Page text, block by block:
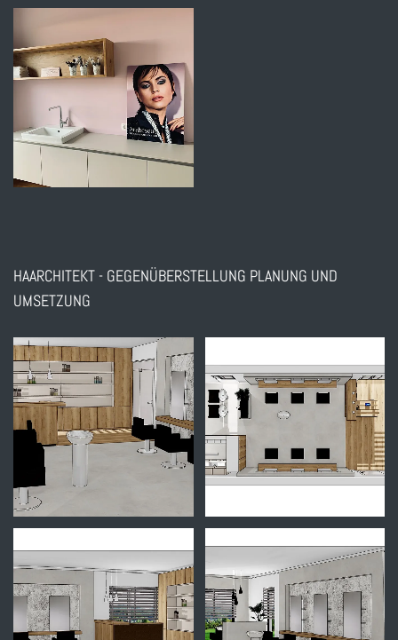
HAARCHITEKT - GEGENÜBERSTELLUNG PLANUNG UND
UMSETZUNG